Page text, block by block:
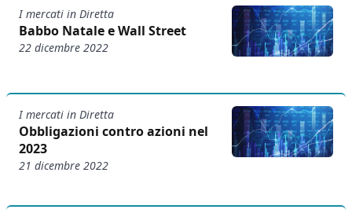
I mercati in Diretta
Babbo Natale e Wall Street
22 dicembre 2022
I mercati in Diretta
Obbligazioni contro azioni nel
2023
21 dicembre 2022